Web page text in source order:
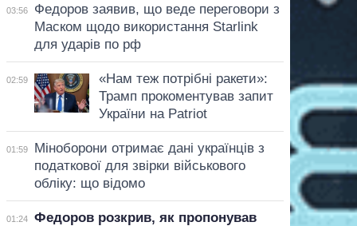
03:56
Федоров заявив, що веде переговори з
Маском щодо використання Starlink
для ударів по рф
02:59
«Нам теж потрібні ракети»:
Трамп прокоментував запит
України на Patriot
01:59
Міноборони отримає дані українців з
податкової для звірки військового
обліку: що відомо
01:24
Федоров розкрив, як пропонував